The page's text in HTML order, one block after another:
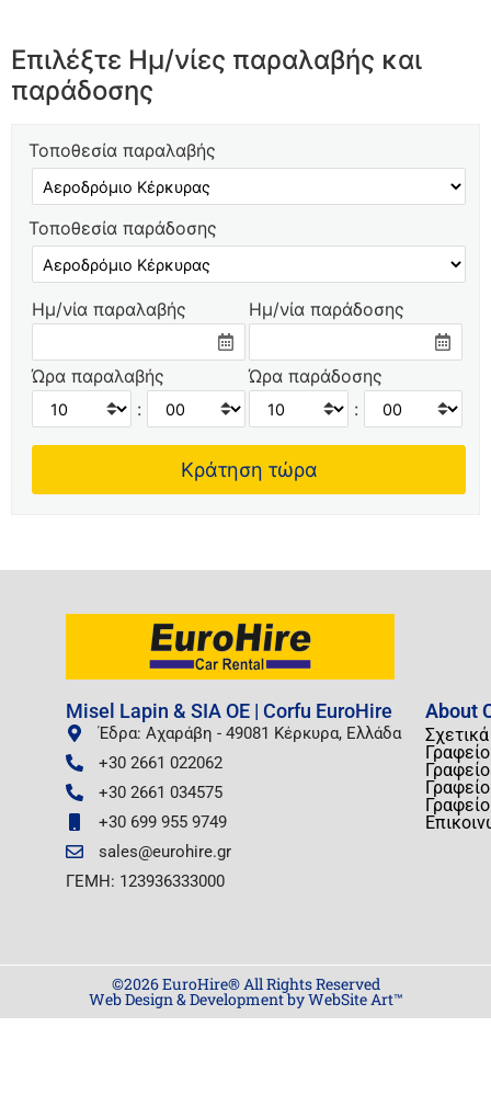
Επιλέξτε Ημ/νίες παραλαβής και
παράδοσης
Τοποθεσία παραλαβής
Τοποθεσία παράδοσης
Ημ/νία παραλαβής
Ώρα παραλαβής
:
Ημ/νία παράδοσης
Ώρα παράδοσης
:
Misel Lapin & SIA OE | Corfu EuroHire
Έδρα: Αχαράβη - 49081 Κέρκυρα, Ελλάδα
+30 2661 022062
+30 2661 034575
+30 699 955 9749
sales@eurohire.gr
ΓΕΜΗ: 123936333000
About
©2026 EuroHire® All Rights Reserved
Web Design & Development by WebSite Art™